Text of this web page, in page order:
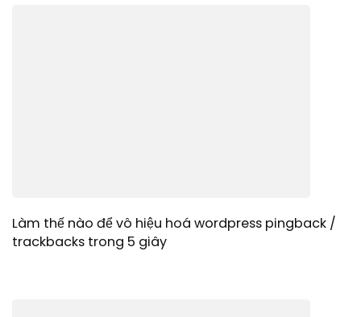
Làm thế nào để vô hiệu hoá wordpress pingback /
trackbacks trong 5 giây